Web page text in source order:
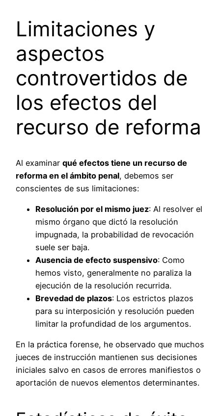
Limitaciones y
aspectos
controvertidos de
los efectos del
recurso de reforma
Al examinar qué efectos tiene un recurso de
reforma en el ámbito penal, debemos ser
conscientes de sus limitaciones:
Resolución por el mismo juez: Al resolver el
mismo órgano que dictó la resolución
impugnada, la probabilidad de revocación
suele ser baja.
Ausencia de efecto suspensivo: Como
hemos visto, generalmente no paraliza la
ejecución de la resolución recurrida.
Brevedad de plazos: Los estrictos plazos
para su interposición y resolución pueden
limitar la profundidad de los argumentos.
En la práctica forense, he observado que muchos
jueces de instrucción mantienen sus decisiones
iniciales salvo en casos de errores manifiestos o
aportación de nuevos elementos determinantes.